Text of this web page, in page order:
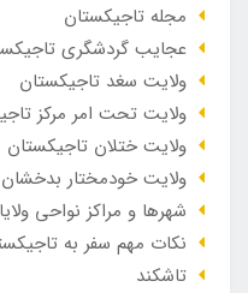
مجله تاجیکستان
عجایب گردشگری
ولایت سغد تاجیکستان
ولایت تحت امر مرکز
ولایت ختلان تاجیکستان
ولایت خودمختار
شهرها و مراکز نواحی
نکات مهم سفر به
تاشکند